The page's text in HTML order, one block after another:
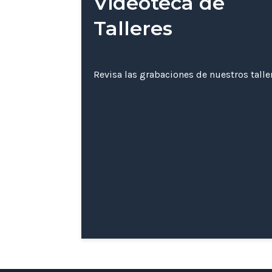
Talleres
Revisa las grabaciones de nuestros